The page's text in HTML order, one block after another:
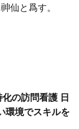
仙と爲す。
の訪問看護 日
環境でスキルを